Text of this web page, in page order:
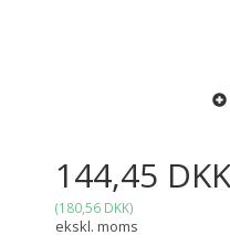
144,45 DKK
(180,56 DKK)
ekskl. moms